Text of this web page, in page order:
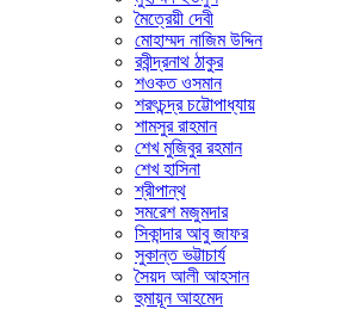
মৈত্রেয়ী দেবী
মোহাম্মদ নাজিম উদ্দিন
রবীন্দ্রনাথ ঠাকুর
শওকত ওসমান
শরৎচন্দ্র চট্টোপাধ্যায়
শামসুর রাহমান
শেখ মুজিবুর রহমান
শেখ হাসিনা
শ্রীপান্থ
সমরেশ মজুমদার
সিকান্দার আবু জাফর
সুকান্ত ভট্টাচার্য
সৈয়দ আলী আহসান
হুমায়ূন আহমেদ